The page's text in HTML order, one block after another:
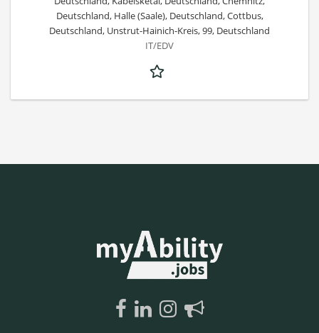
Deutschland, Halle (Saale), Deutschland, Cottbus,
Deutschland, Unstrut-Hainich-Kreis, 99, Deutschland
IT/EDV